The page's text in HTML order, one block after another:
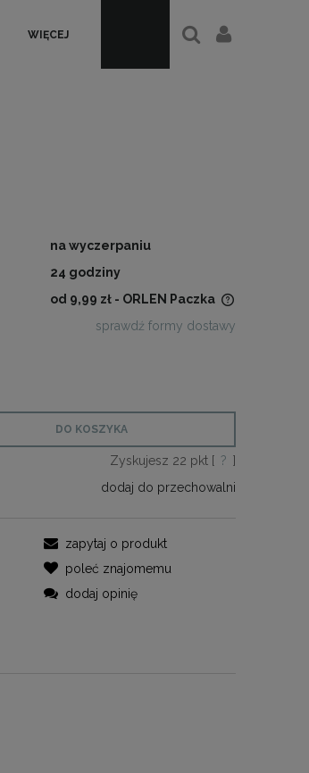
WIĘCEJ
na wyczerpaniu
24 godziny
od 9,99 zł - ORLEN Paczka
sprawdź formy dostawy
DO KOSZYKA
Zyskujesz 22 pkt [ ? ]
dodaj do przechowalni
zapytaj o produkt
poleć znajomemu
dodaj opinię